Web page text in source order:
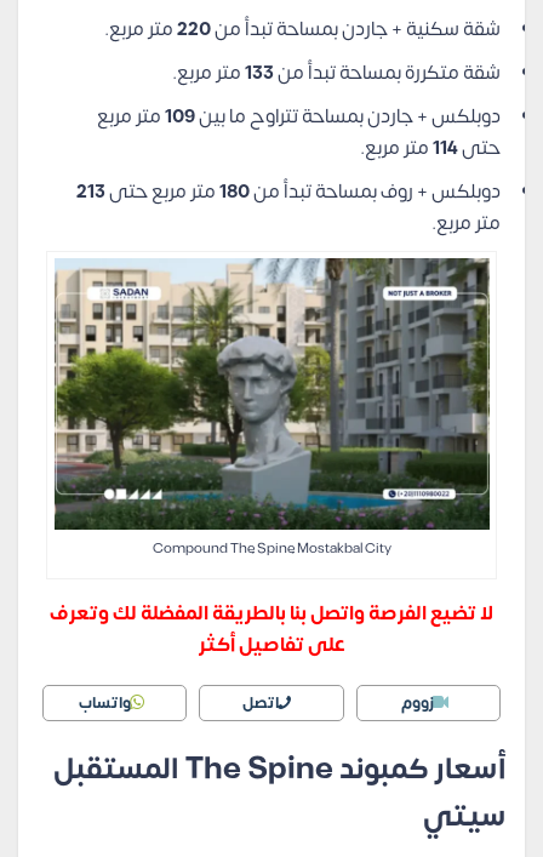
شقة سكنية + جاردن بمساحة تبدأ من220متر مربع.
شقة متكررة بمساحة تبدأ من133متر مربع.
دوبلكس + جاردن بمساحة تتراوح ما بين109متر مربع
حتى114متر مربع.
دوبلكس + روف بمساحة تبدأ من180متر مربع حتى213
متر مربع.
Compound The Spine Mostakbal City
لا تضيع الفرصة واتصل بنا بالطريقة المفضلة لك وتعرف
على تفاصيل أكثر
زووم اتصل واتساب
أسعار كمبوند The Spine المستقبل
سيتي